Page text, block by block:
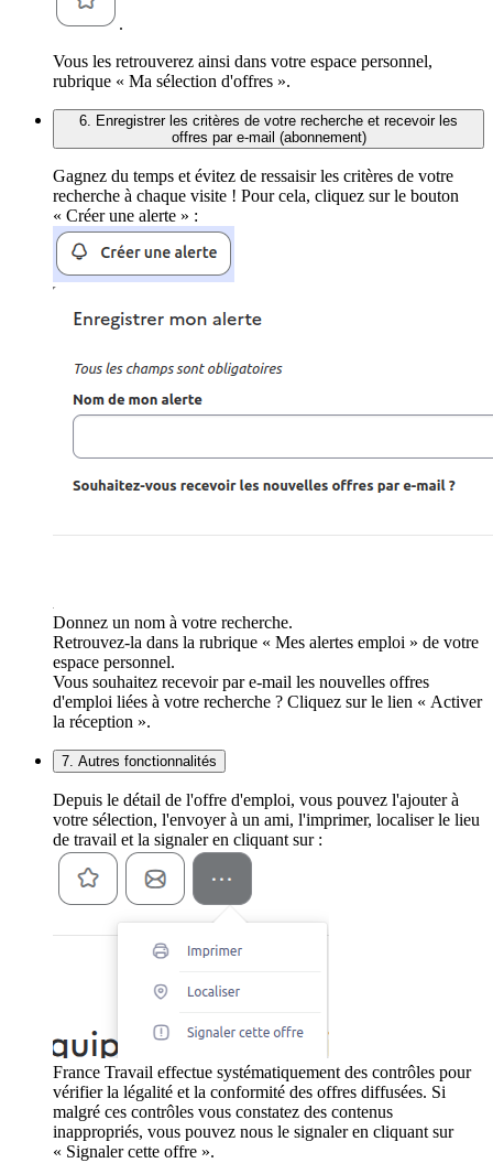
.
Vous les retrouverez ainsi dans votre espace personnel,
rubrique « Ma sélection d'offres ».
6. Enregistrer les critères de votre recherche et recevoir les
offres par e-mail (abonnement)
Gagnez du temps et évitez de ressaisir les critères de votre
recherche à chaque visite ! Pour cela, cliquez sur le bouton
« Créer une alerte » :
Donnez un nom à votre recherche.
Retrouvez-la dans la rubrique « Mes alertes emploi » de votre
espace personnel.
Vous souhaitez recevoir par e-mail les nouvelles offres
d'emploi liées à votre recherche ? Cliquez sur le lien « Activer
la réception ».
7. Autres fonctionnalités
Depuis le détail de l'offre d'emploi, vous pouvez l'ajouter à
votre sélection, l'envoyer à un ami, l'imprimer, localiser le lieu
de travail et la signaler en cliquant sur :
France Travail effectue systématiquement des contrôles pour
vérifier la légalité et la conformité des offres diffusées. Si
malgré ces contrôles vous constatez des contenus
inappropriés, vous pouvez nous le signaler en cliquant sur
« Signaler cette offre ».